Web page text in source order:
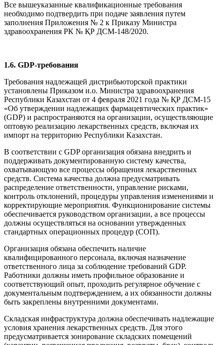
Все вышеуказанные квалификационные требования
необходимо подтвердить при подаче заявления путем
заполнения Приложения № 2 к Приказу Министра
здравоохранения РК № ҚР ДСМ-148/2020.
1.6. GDP-требования
Требования надлежащей дистрибьюторской практики
установлены Приказом и.о. Министра здравоохранения
Республики Казахстан от 4 февраля 2021 года № ҚР ДСМ-15
«Об утверждении надлежащих фармацевтических практик»
(GDP) и распространяются на организации, осуществляющие
оптовую реализацию лекарственных средств, включая их
импорт на территорию Республики Казахстан.
В соответствии с GDP организация обязана внедрить и
поддерживать документированную систему качества,
охватывающую все процессы обращения лекарственных
средств. Система качества должна предусматривать
распределение ответственности, управление рисками,
контроль отклонений, процедуры управления изменениями и
корректирующие мероприятия. Функционирование системы
обеспечивается руководством организации, а все процессы
должны осуществляться на основании утвержденных
стандартных операционных процедур (СОП).
Организация обязана обеспечить наличие
квалифицированного персонала, включая назначение
ответственного лица за соблюдение требований GDP.
Работники должны иметь профильное образование и
соответствующий опыт, проходить регулярное обучение с
документальным подтверждением, а их обязанности должны
быть закреплены внутренними документами.
Складская инфраструктура должна обеспечивать надлежащие
условия хранения лекарственных средств. Для этого
предусматривается зонирование складских помещений